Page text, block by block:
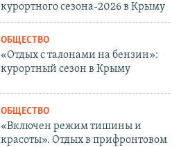
курортного сезона-2026 в Крыму
ОБЩЕСТВО
«Отдых с талонами на бензин»:
курортный сезон в Крыму
ОБЩЕСТВО
«Включен режим тишины и
красоты». Отдых в прифронтовом